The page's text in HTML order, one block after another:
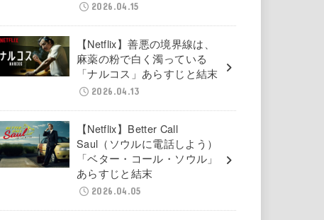
2026.04.15
【Netflix】善悪の境界線は、
麻薬の粉で白く濁っている
「ナルコス」あらすじと結末
2026.04.13
【Netflix】Better Call
Saul（ソウルに電話しよう）
「ベター・コール・ソウル」
あらすじと結末
2026.04.05